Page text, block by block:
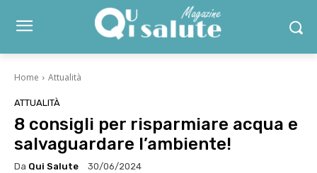
Home Attualità
ATTUALITÀ
8 consigli per risparmiare acqua e
salvaguardare l’ambiente!
Da Qui Salute 30/06/2024